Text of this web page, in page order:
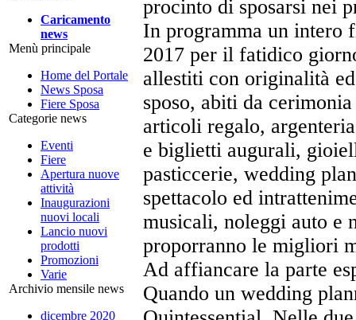
Caricamento
news
Menù principale
Home del Portale
News Sposa
Fiere Sposa
Categorie news
Eventi
Fiere
Apertura nuove
attività
Inaugurazioni
nuovi locali
Lancio nuovi
prodotti
Promozioni
Varie
Archivio mensile news
dicembre 2020
procinto di sposarsi nei
In programma un intero
2017 per il fatidico
allestiti con originalità
sposo, abiti da
articoli regalo,
e biglietti augurali,
pasticcerie, wedding
spettacolo ed
musicali, noleggi auto e
proporranno le migliori
Ad affiancare la parte
Quando un wedding